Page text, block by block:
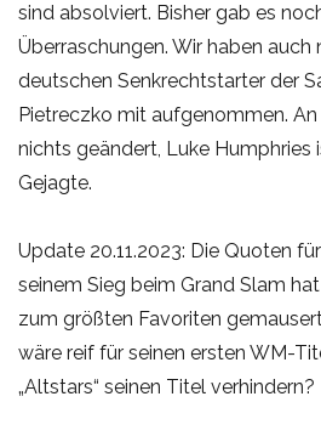
sind absolviert. Bisher gab es
Überraschungen. Wir haben
deutschen Senkrechtstarter der
Pietreczko mit aufgenommen.
nichts geändert, Luke Humphries
Gejagte.
Update 20.11.2023: Die Quoten
seinem Sieg beim Grand Slam
zum größten Favoriten
wäre reif für seinen ersten WM-
„Altstars“ seinen Titel verhindern?